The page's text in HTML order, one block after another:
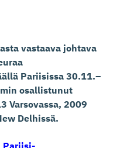
vastaava johtava
Pariisissa 30.11.–
osallistunut
Varsovassa, 2009
Delhissä.
Pariisi-